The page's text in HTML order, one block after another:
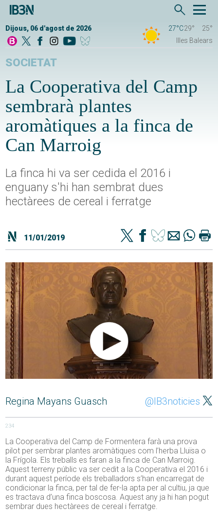
Dijous, 06 d'agost de 2026 27°C29°
25°
Illes Balears
SOCIETAT
La Cooperativa del Camp
sembrarà plantes
aromàtiques a la finca de
Can Marroig
La finca hi va ser cedida el 2016 i
enguany s'hi han sembrat dues
hectàrees de cereal i ferratge
11/01/2019
Regina Mayans Guasch @IB3noticies
234
La Cooperativa del Camp de Formentera farà una prova
pilot per sembrar plantes aromàtiques com l’herba Lluïsa o
la Frígola. Els treballs es faran a la finca de Can Marroig.
Aquest terreny públic va ser cedit a la Cooperativa el 2016 i
durant aquest període els treballadors s’han encarregat de
condicionar la finca, per tal de fer-la apta per al cultiu, ja que
es tractava d’una finca boscosa. Aquest any ja hi han pogut
sembrar dues hectàrees de cereal i ferratge.